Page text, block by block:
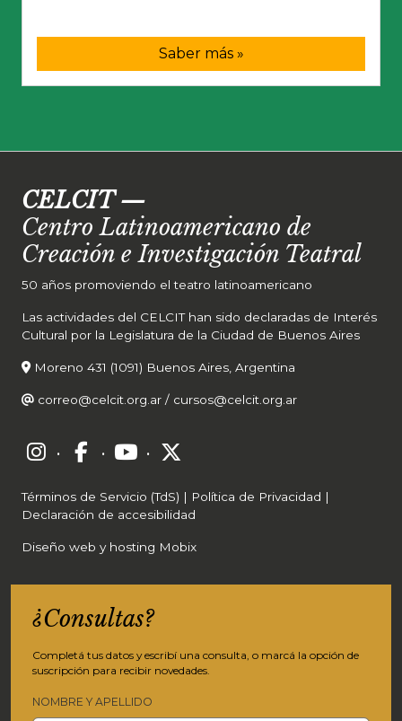
Saber más »
CELCIT—
Centro Latinoamericano de
Creación e Investigación Teatral
50 años promoviendo el teatro latinoamericano
Las actividades del CELCIT han sido declaradas de Interés
Cultural por la Legislatura de la Ciudad de Buenos Aires
Moreno 431 (1091) Buenos Aires, Argentina
correo@celcit.org.ar / cursos@celcit.org.ar
· · ·
Términos de Servicio (TdS) | Política de Privacidad |
Declaración de accesibilidad
Diseño web y hosting Mobix
¿Consultas?
Completá tus datos y escribí una consulta, o marcá la opción de
suscripción para recibir novedades.
NOMBRE Y APELLIDO